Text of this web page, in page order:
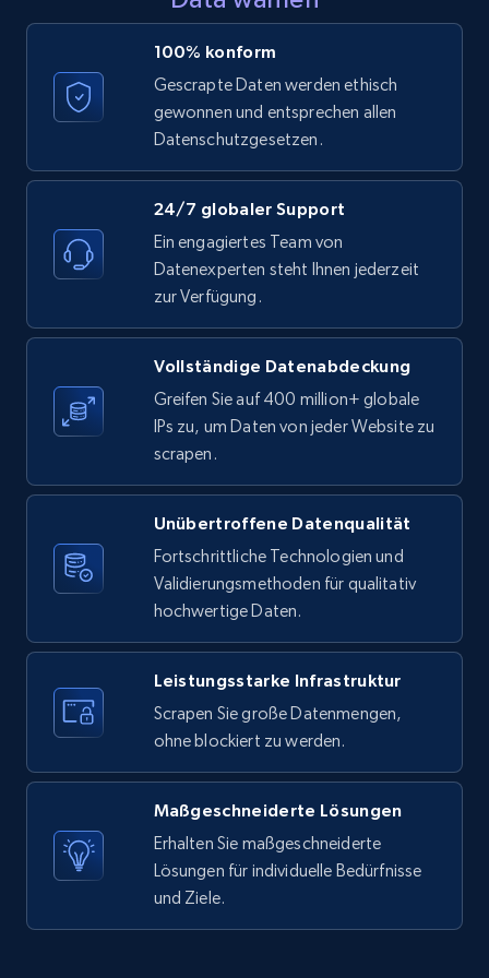
URL, ID, User id, Use url, Title, Headline, Post
text, Date posted, and more.
11.3K+ 1.5K+ Gratis testen
LinkedIn posts - Discover new posts
URL, ID, User id, Use url, Title, Headline, Post
text, Date posted, and more.
11.3K+ 1.5K+ Gratis testen
X (formerly Twitter) - Posts
ID, User posted, Name, Description, Date
posted, Photos, URL, Quoted post, and more.
10.4K+ 1.2K+ Gratis testen
Twitter posts URLs
ID, User posted, Name, Description, Date
posted, Photos, URL, Quoted post, and more.
1.2K+
100% konform
Gescrapte Daten werden ethisch
gewonnen und entsprechen allen
Datenschutzgesetzen.
24/7 globaler Support
Ein engagiertes Team von
Datenexperten steht Ihnen jederzeit
zur Verfügung.
Vollständige Datenabdeckung
Greifen Sie auf 400 million+ globale
IPs zu, um Daten von jeder Website zu
scrapen.
Unübertroffene Datenqualität
Fortschrittliche Technologien und
Validierungsmethoden für qualitativ
hochwertige Daten.
Leistungsstarke Infrastruktur
Scrapen Sie große Datenmengen,
ohne blockiert zu werden.
Maßgeschneiderte Lösungen
Erhalten Sie maßgeschneiderte
Lösungen für individuelle Bedürfnisse
und Ziele.